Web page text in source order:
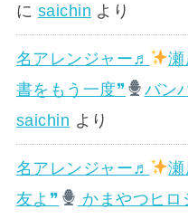
に saichin より
名アレンジャー♬
書をもう一度❞
バン
saichin より
名アレンジャー♬
友よ❞
かまやつヒロ